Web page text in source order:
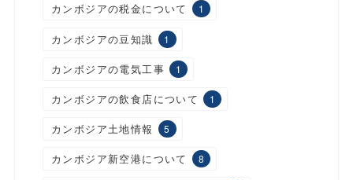
カンボジアの税金について 1
カンボジアの豆知識 1
カンボジアの電気工事 1
カンボジアの飲食店について 1
カンボジア土地情報 5
カンボジア新空港について 8